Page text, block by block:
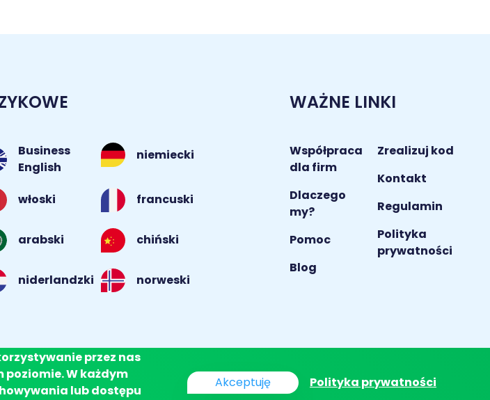
Business
English
niemiecki
włoski francuski
arabski chiński
niderlandzki norweski
WAŻNE LINKI
Współpraca
dla firm
Dlaczego
my?
Pomoc
Blog
Zrealizuj kod
Kontakt
Regulamin
Polityka
prywatności
przez nas
poziomie. W każdym
lub dostępu
Akceptuję Polityka prywatności